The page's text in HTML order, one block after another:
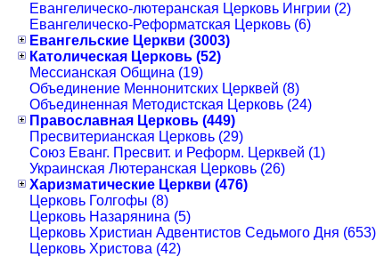
Евангелическо-лютеранская Церковь Ингрии (2)
Евангелическо-Реформатская Церковь (6)
Евангельские Церкви (3003)
Католическая Церковь (52)
Мессианская Община (19)
Объединение Меннонитских Церквей (8)
Объединенная Методистская Церковь (24)
Православная Церковь (449)
Пресвитерианская Церковь (29)
Союз Еванг. Пресвит. и Реформ. Церквей (1)
Украинская Лютеранская Церковь (26)
Харизматические Церкви (476)
Церковь Голгофы (8)
Церковь Назарянина (5)
Церковь Христиан Адвентистов Седьмого Дня (653)
Церковь Христова (42)